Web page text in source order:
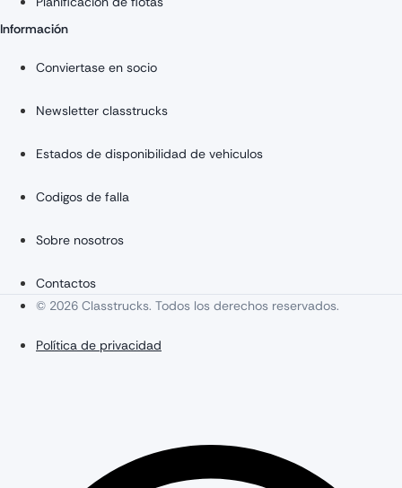
Información
Conviertase en socio
Newsletter classtrucks
Estados de disponibilidad de vehiculos
Codigos de falla
Sobre nosotros
Contactos
© 2026 Classtrucks. Todos los derechos reservados.
Política de privacidad